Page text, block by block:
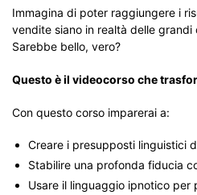
Immagina di poter raggiungere i
vendite siano in realtà delle
Sarebbe bello, vero?
Questo è il videocorso che
Con questo corso imparerai a:
Creare i presupposti linguistici
Stabilire una profonda fiducia
Usare il linguaggio ipnotico per